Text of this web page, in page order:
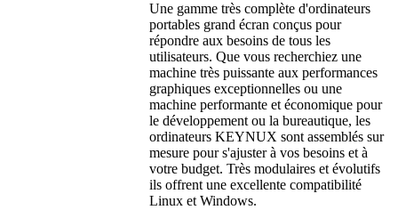
Une gamme très complète d'ordinateurs
portables grand écran conçus pour
répondre aux besoins de tous les
utilisateurs. Que vous recherchiez une
machine très puissante aux performances
graphiques exceptionnelles ou une
machine performante et économique pour
le développement ou la bureautique, les
ordinateurs KEYNUX sont assemblés sur
mesure pour s'ajuster à vos besoins et à
votre budget. Très modulaires et évolutifs
ils offrent une excellente compatibilité
Linux et Windows.